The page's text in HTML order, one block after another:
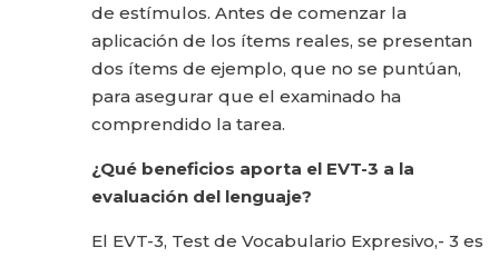
de estímulos. Antes de comenzar la
aplicación de los ítems reales, se presentan
dos ítems de ejemplo, que no se puntúan,
para asegurar que el examinado ha
comprendido la tarea.
¿Qué beneficios aporta el EVT-3 a la
evaluación del lenguaje?
El EVT-3, Test de Vocabulario Expresivo,- 3 es